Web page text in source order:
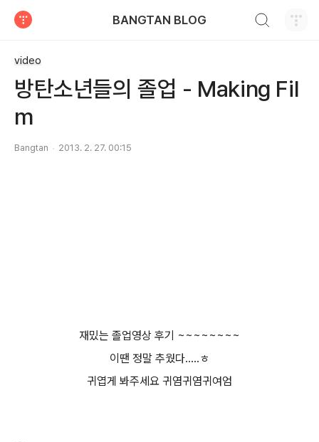
BANGTAN BLOG
video
방탄소년들의 졸업 - Making Fil
m
Bangtan 2013. 2. 27. 00:15
재밌는 졸업영상 후기 ~~~~~~~~
이땐 정말 추웠다.....ㅎ
귀엽게 봐주세요 귀염귀염귀여엄